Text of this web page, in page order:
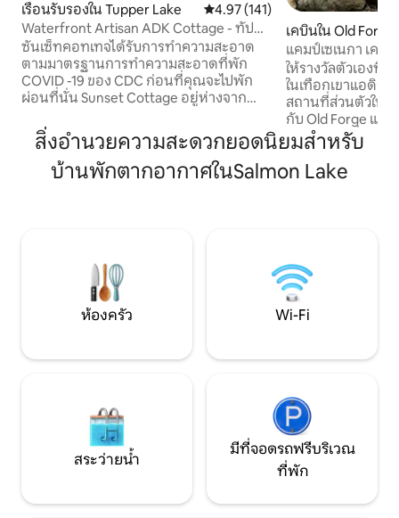
เรือนรับรองใน Tupper Lake คะแนนเฉลี่ย 4.97 จาก 5, 141 รีวิว
4.97 (141)
Waterfront Artisan ADK Cottage - ทัป
เปอร์เลค
ซันเซ็ทคอทเทจได้รับการทำความสะอาด
ตามมาตรฐานการทำความสะอาดที่พัก
COVID -19 ของ CDC ก่อนที่คุณจะไปพัก
ผ่อนที่นั่น Sunset Cottage อยู่ห่างจาก
ปล่อยเรือแคนู/เรือคายัคและท่าเรือขนาด
ใหญ่ที่คุณสามารถจอดเรือพาวเวอร์โบ๊ทได้
หากคุณนำเรือยนต์มาด้วย ที่นั่งในท่าเทียบ
เรือและว่ายน้ำพร้อมบันไดที่เป็นมิตรกับ
พร้อมการตกแต่งที่สวยงามของ
Adirondack
เคบินใน Old Forge
แคมป์เซเนกา เคบิน
ซาวน่ากลางแจ้ง
ให้รางวัลตัวเองที่
ในเทือกเขาแอดิร
สถานที่ส่วนตัวใน
กับ Old Forge และ
บรรยากาศที่เต็มไ
ความสะดวกที่พิถี
ชนบทที่ทันสมัย แม้
หน้าประตูหรือไป
เพียง 10 นาที
สิ่งอำนวยความสะดวกยอดนิยมสำหรับ
บ้านพักตากอากาศในSalmon Lake
ห้องครัว Wi-Fi
สระว่ายน้ำ
มีที่จอดรถฟรีบริเวณ
ที่พัก